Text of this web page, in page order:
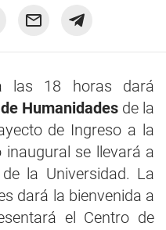
las 18 horas dará
Humanidades de la
de Ingreso a la
inaugural se llevará a
la Universidad. La
dará la bienvenida a
el Centro de